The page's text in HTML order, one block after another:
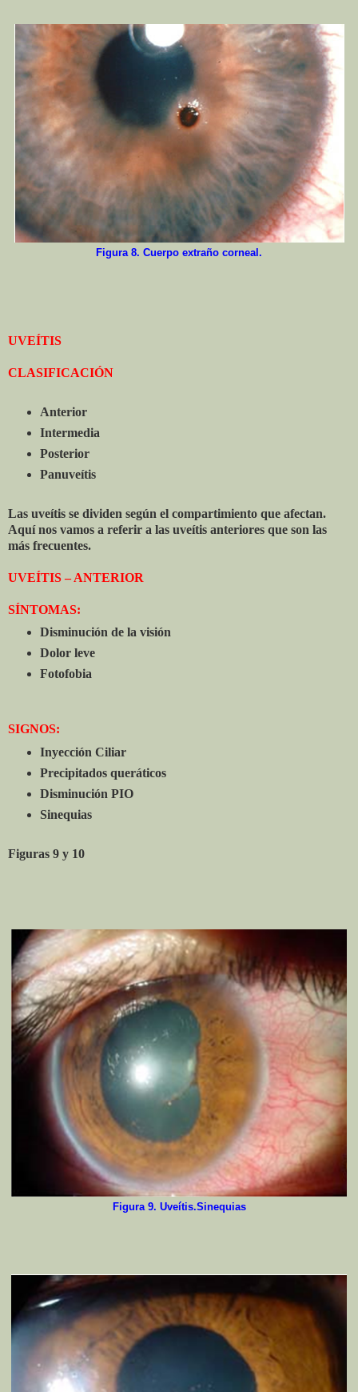
Figura 8. Cuerpo extraño corneal.
UVEÍTIS
CLASIFICACIÓN
Anterior
Intermedia
Posterior
Panuveítis
Las uveítis se dividen según el compartimiento que afectan.
Aquí nos vamos a referir a las uveítis anteriores que son las
más frecuentes.
UVEÍTIS – ANTERIOR
SÍNTOMAS:
Disminución de la visión
Dolor leve
Fotofobia
SIGNOS:
Inyección Ciliar
Precipitados queráticos
Disminución PIO
Sinequias
Figuras 9 y 10
Figura 9. Uveítis.Sinequias